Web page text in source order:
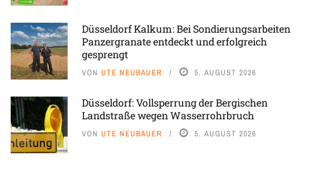
Düsseldorf Kalkum: Bei Sondierungsarbeiten
Panzergranate entdeckt und erfolgreich
gesprengt
VON UTE NEUBAUER 5. AUGUST 2026
Düsseldorf: Vollsperrung der Bergischen
Landstraße wegen Wasserrohrbruch
VON UTE NEUBAUER 5. AUGUST 2026